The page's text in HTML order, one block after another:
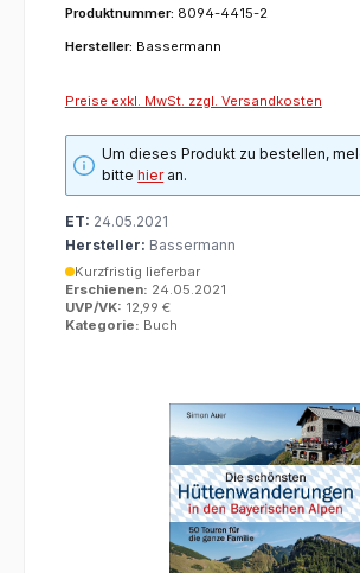
Produktnummer: 8094-4415-2
Hersteller: Bassermann
Preise exkl. MwSt. zzgl. Versandkosten
Um dieses Produkt zu bestellen,
bittehieran.
ET: 24.05.2021
Hersteller: Bassermann
Kurzfristig lieferbar
Erschienen: 24.05.2021
UVP/VK: 12,99 €
Kategorie: Buch